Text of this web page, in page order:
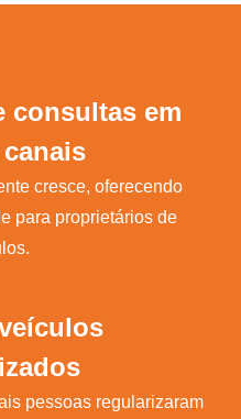
consultas em
cresce, oferecendo
para proprietários de
pessoas regularizaram